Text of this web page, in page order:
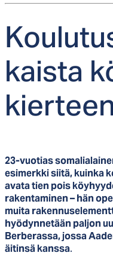
kais­ta
kier­teen
23-vuotias
esimerkki siitä, kuinka
avata tien pois
rakentaminen – hän
muita
hyödynnetään paljon
Berberassa, jossa
äitinsä kanssa.